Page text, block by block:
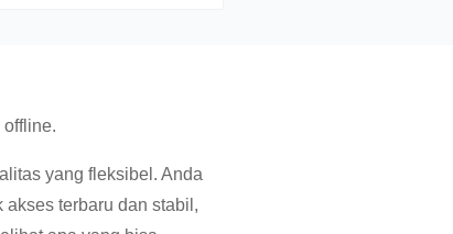
yang fleksibel. Anda
terbaru dan stabil,